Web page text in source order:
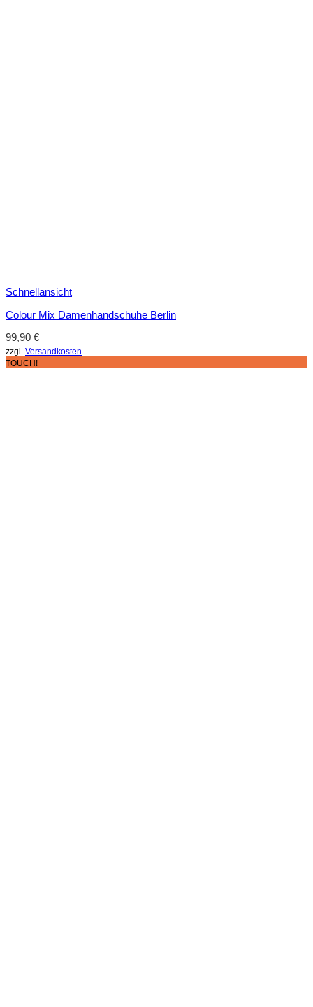
Schnellansicht
Colour Mix Damenhandschuhe Berlin
99,90 €
zzgl. Versandkosten
TOUCH!